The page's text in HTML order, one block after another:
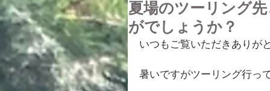
夏場のツーリング
がでしょうか？
いつもご覧いただきありが
暑いですがツーリング行っ